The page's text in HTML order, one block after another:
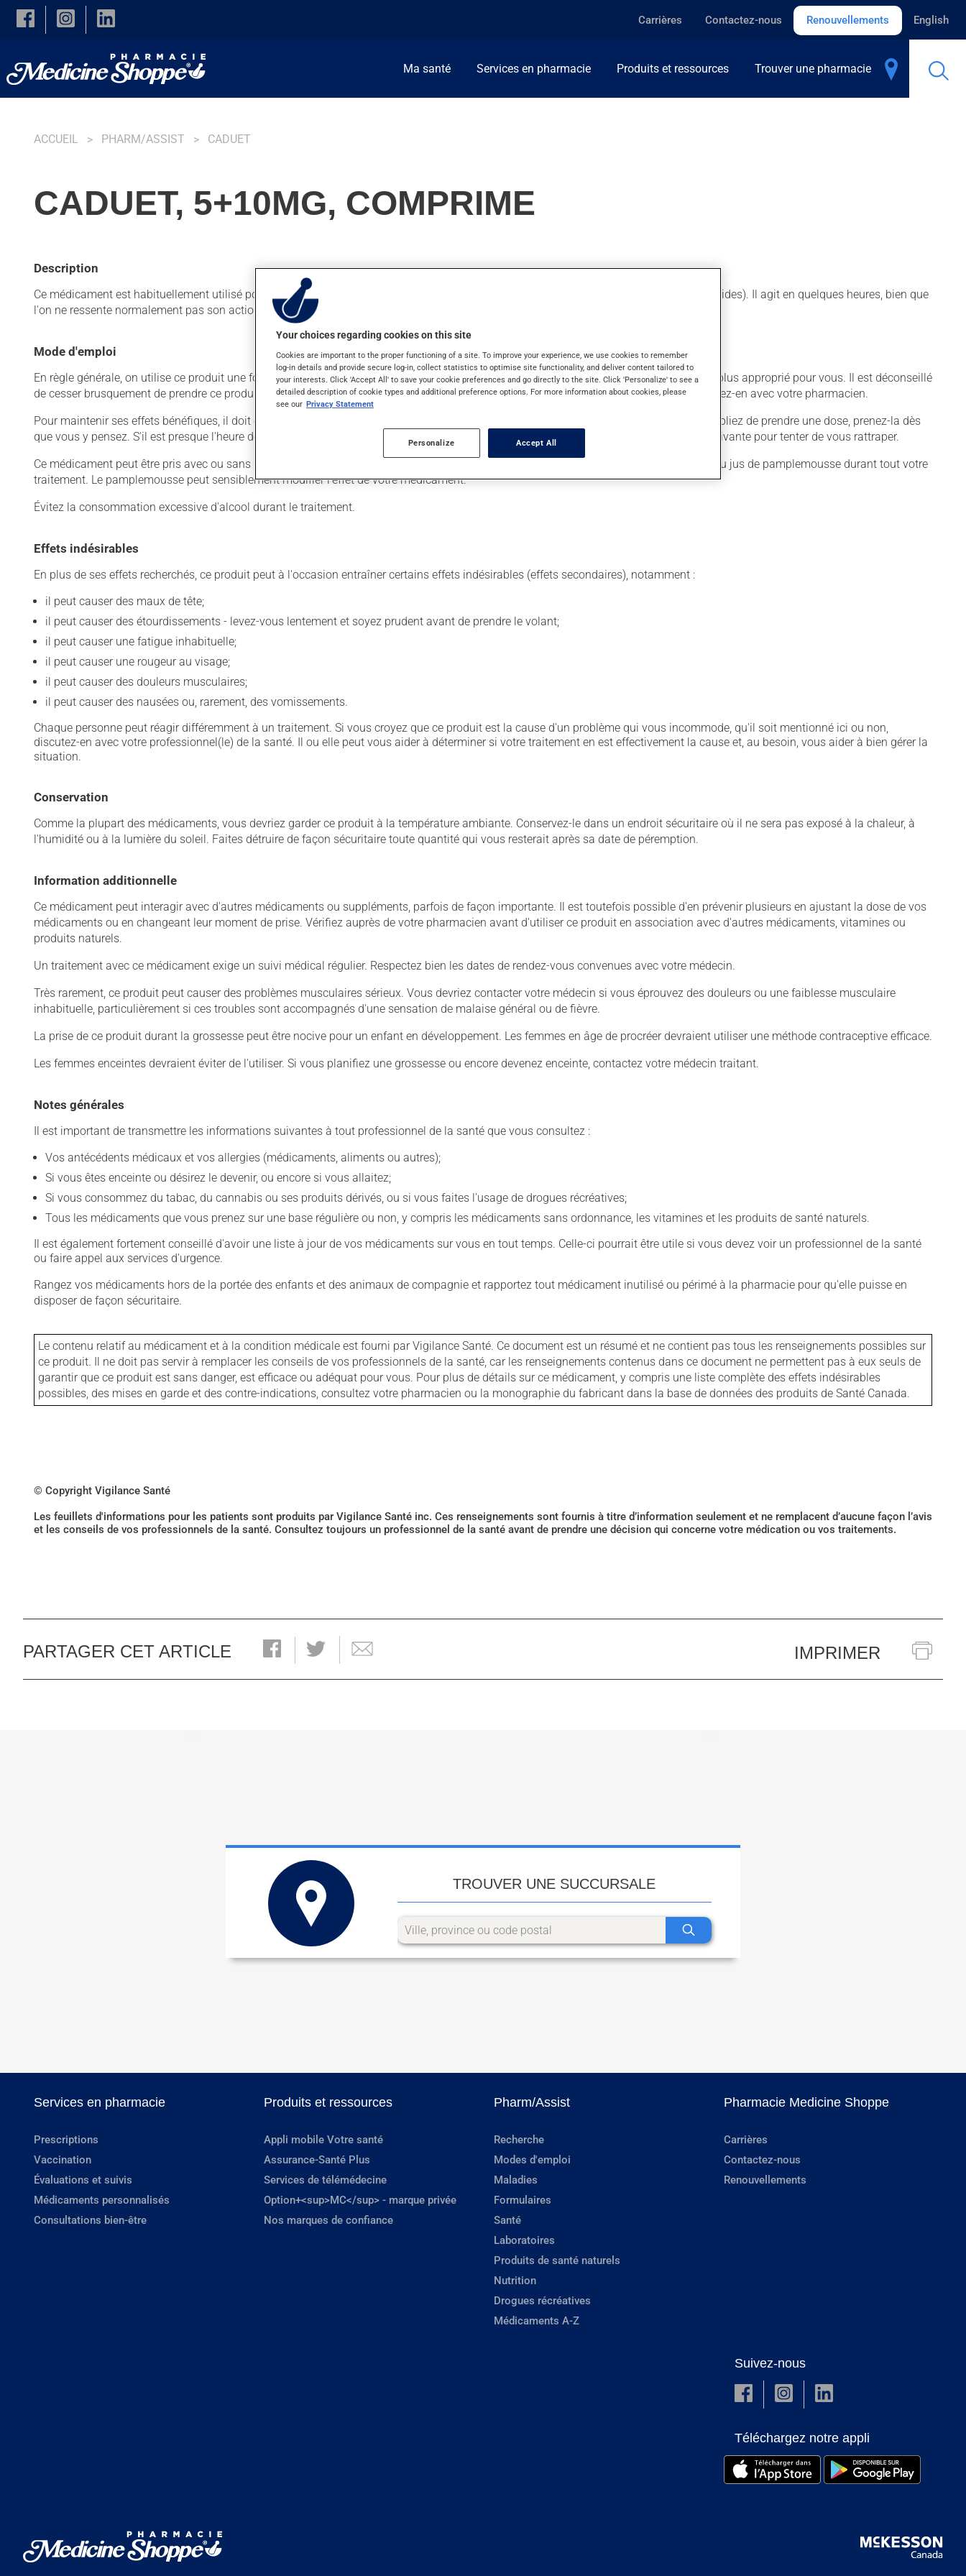
Skip to main content
Carrières Contactez-nous Renouvellements English
Ma santé Services en pharmacie Produits et ressources Trouver une pharmacie
ACCUEIL PHARM/ASSIST CADUET
CADUET, 5+10MG, COMPRIME
Description
Ce médicament est habituellement utilisé pour diminuer la tension artérielle et pour diminuer les gras dans le sang (cholestérol / triglycérides). Il agit en quelques heures, bien que
l'on ne ressente normalement pas son action.
Mode d'emploi
En règle générale, on utilise ce produit une fois par jour. Il est possible que votre pharmacien vous ait indiqué un horaire différent qui est plus approprié pour vous. Il est déconseillé
de cesser brusquement de prendre ce produit, surtout s'il a été utilisé durant plusieurs semaines. Si vous voulez cesser de l'utiliser, discutez-en avec votre pharmacien.
Pour maintenir ses effets bénéfiques, il doit être utilisé de façon régulière et continue. Assurez-vous de ne jamais en manquer. Si vous oubliez de prendre une dose, prenez-la dès
que vous y pensez. S'il est presque l'heure de votre dose suivante, laissez simplement tomber la dose oubliée. Ne doublez pas la dose suivante pour tenter de vous rattraper.
Ce médicament peut être pris avec ou sans nourriture, sans égard aux repas ou aux collations. Évitez de prendre du pamplemousse ou du jus de pamplemousse durant tout votre
traitement. Le pamplemousse peut sensiblement modifier l'effet de votre médicament.
Évitez la consommation excessive d'alcool durant le traitement.
Effets indésirables
En plus de ses effets recherchés, ce produit peut à l'occasion entraîner certains effets indésirables (effets secondaires), notamment :
il peut causer des maux de tête;
il peut causer des étourdissements - levez-vous lentement et soyez prudent avant de prendre le volant;
il peut causer une fatigue inhabituelle;
il peut causer une rougeur au visage;
il peut causer des douleurs musculaires;
il peut causer des nausées ou, rarement, des vomissements.
Chaque personne peut réagir différemment à un traitement. Si vous croyez que ce produit est la cause d'un problème qui vous incommode, qu'il soit mentionné ici ou non,
discutez-en avec votre professionnel(le) de la santé. Il ou elle peut vous aider à déterminer si votre traitement en est effectivement la cause et, au besoin, vous aider à bien gérer la
situation.
Conservation
Comme la plupart des médicaments, vous devriez garder ce produit à la température ambiante. Conservez-le dans un endroit sécuritaire où il ne sera pas exposé à la chaleur, à
l'humidité ou à la lumière du soleil. Faites détruire de façon sécuritaire toute quantité qui vous resterait après sa date de péremption.
Information additionnelle
Ce médicament peut interagir avec d'autres médicaments ou suppléments, parfois de façon importante. Il est toutefois possible d'en prévenir plusieurs en ajustant la dose de vos
médicaments ou en changeant leur moment de prise. Vérifiez auprès de votre pharmacien avant d'utiliser ce produit en association avec d'autres médicaments, vitamines ou
produits naturels.
Un traitement avec ce médicament exige un suivi médical régulier. Respectez bien les dates de rendez-vous convenues avec votre médecin.
Très rarement, ce produit peut causer des problèmes musculaires sérieux. Vous devriez contacter votre médecin si vous éprouvez des douleurs ou une faiblesse musculaire
inhabituelle, particulièrement si ces troubles sont accompagnés d'une sensation de malaise général ou de fièvre.
La prise de ce produit durant la grossesse peut être nocive pour un enfant en développement. Les femmes en âge de procréer devraient utiliser une méthode contraceptive efficace.
Les femmes enceintes devraient éviter de l'utiliser. Si vous planifiez une grossesse ou encore devenez enceinte, contactez votre médecin traitant.
Notes générales
Il est important de transmettre les informations suivantes à tout professionnel de la santé que vous consultez :
Vos antécédents médicaux et vos allergies (médicaments, aliments ou autres);
Si vous êtes enceinte ou désirez le devenir, ou encore si vous allaitez;
Si vous consommez du tabac, du cannabis ou ses produits dérivés, ou si vous faites l'usage de drogues récréatives;
Tous les médicaments que vous prenez sur une base régulière ou non, y compris les médicaments sans ordonnance, les vitamines et les produits de santé naturels.
Il est également fortement conseillé d'avoir une liste à jour de vos médicaments sur vous en tout temps. Celle-ci pourrait être utile si vous devez voir un professionnel de la santé
ou faire appel aux services d'urgence.
Rangez vos médicaments hors de la portée des enfants et des animaux de compagnie et rapportez tout médicament inutilisé ou périmé à la pharmacie pour qu'elle puisse en
disposer de façon sécuritaire.
Le contenu relatif au médicament et à la condition médicale est fourni par Vigilance Santé. Ce document est un résumé et ne contient pas tous les renseignements possibles sur
ce produit. Il ne doit pas servir à remplacer les conseils de vos professionnels de la santé, car les renseignements contenus dans ce document ne permettent pas à eux seuls de
garantir que ce produit est sans danger, est efficace ou adéquat pour vous. Pour plus de détails sur ce médicament, y compris une liste complète des effets indésirables
possibles, des mises en garde et des contre-indications, consultez votre pharmacien ou la monographie du fabricant dans la base de données des produits de Santé Canada.
© Copyright Vigilance Santé
Les feuillets d'informations pour les patients sont produits par Vigilance Santé inc. Ces renseignements sont fournis à titre d’information seulement et ne remplacent d’aucune façon l’avis
et les conseils de vos professionnels de la santé. Consultez toujours un professionnel de la santé avant de prendre une décision qui concerne votre médication ou vos traitements.
PARTAGER CET ARTICLE IMPRIMER
TROUVER UNE SUCCURSALE
Services en pharmacie
Prescriptions
Vaccination
Évaluations et suivis
Médicaments personnalisés
Consultations bien-être
Produits et ressources
Appli mobile Votre santé
Assurance-Santé Plus
Services de télémédecine
Option+<sup>MC</sup> - marque privée
Nos marques de confiance
Pharm/Assist
Recherche
Modes d'emploi
Maladies
Formulaires
Santé
Laboratoires
Produits de santé naturels
Nutrition
Drogues récréatives
Médicaments A-Z
Pharmacie Medicine Shoppe
Carrières
Contactez-nous
Renouvellements
Suivez-nous
Téléchargez notre appli
Your choices regarding cookies on this site
Cookies are important to the proper functioning of a site. To improve your experience, we use cookies to remember
log-in details and provide secure log-in, collect statistics to optimise site functionality, and deliver content tailored to
your interests. Click 'Accept All' to save your cookie preferences and go directly to the site. Click 'Personalize' to see a
detailed description of cookie types and additional preference options. For more information about cookies, please
see our Privacy Statement
Personalize Accept All